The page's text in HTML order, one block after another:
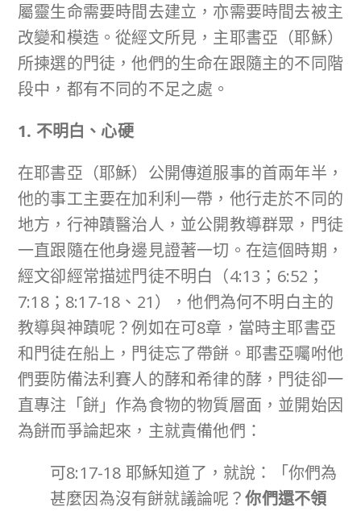
屬靈生命需要時間去建立，亦需要時間去被主
改變和模造。從經文所見，主耶書亞（耶穌）
所揀選的門徒，他們的生命在跟隨主的不同階
段中，都有不同的不足之處。
1. 不明白、心硬
在耶書亞（耶穌）公開傳道服事的首兩年半，
他的事工主要在加利利一帶，他行走於不同的
地方，行神蹟醫治人，並公開教導群眾，門徒
一直跟隨在他身邊見證著一切。在這個時期，
經文卻經常描述門徒不明白（4:13；6:52；
7:18；8:17-18、21），他們為何不明白主的
教導與神蹟呢？例如在可8章，當時主耶書亞
和門徒在船上，門徒忘了帶餅。耶書亞囑咐他
們要防備法利賽人的酵和希律的酵，門徒卻一
直專注「餅」作為食物的物質層面，並開始因
為餅而爭論起來，主就責備他們：
可8:17-18 耶穌知道了，就說：「你們為
甚麼因為沒有餅就議論呢？你們還不領